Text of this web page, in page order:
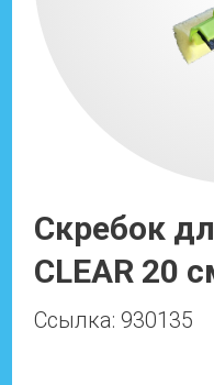
Скребок
CLEAR 20
Ссылка: 930135